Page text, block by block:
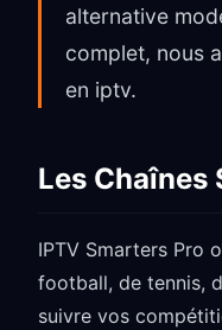
alternative
complet, nous
en iptv.
Les
IPTV Smarters Pro
football, de tennis,
suivre vos